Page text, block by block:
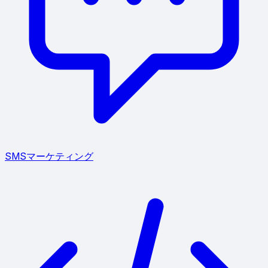
SMSマーケティング